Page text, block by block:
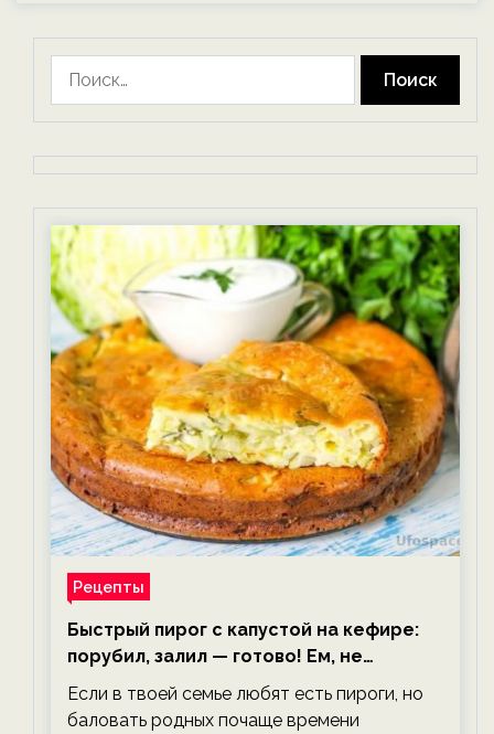
Рецепты
Быстрый пирог с капустой на кефире:
порубил, залил — готово! Ем, не
тревожась о фигуре!
Если в твоей семье любят есть пироги, но
баловать родных почаще времени